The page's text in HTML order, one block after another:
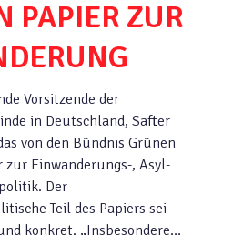
PAPIER ZUR
Vorsitzende der
in Deutschland, Safter
von den Bündnis Grünen
zur Einwan­derungs-, Asyl-
Der
Teil des Papiers sei
konkret. „Insbesondere…